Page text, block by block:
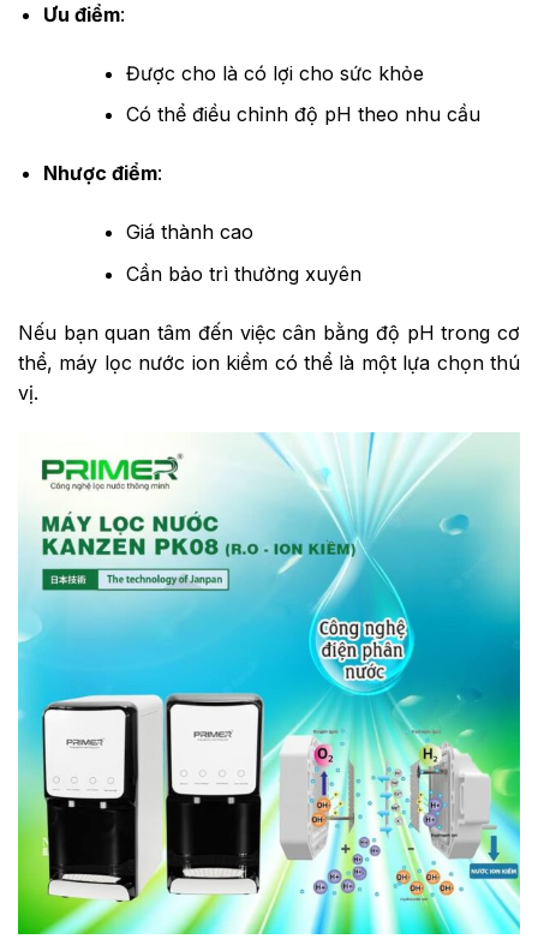
Ưu điểm:
Được cho là có lợi cho sức khỏe
Có thể điều chỉnh độ pH theo nhu cầu
Nhược điểm:
Giá thành cao
Cần bảo trì thường xuyên
Nếu bạn quan tâm đến việc cân bằng độ pH trong cơ
thể, máy lọc nước ion kiềm có thể là một lựa chọn thú
vị.